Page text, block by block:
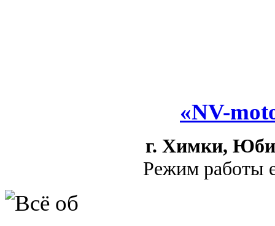
«NV-
г. Химки,
Режим работы